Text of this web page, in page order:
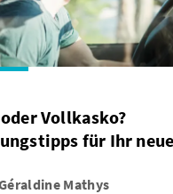
Vollkasko?
für Ihr
Mathys